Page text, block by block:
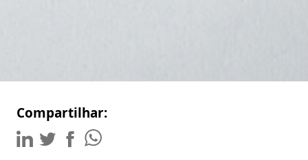
Compartilhar: